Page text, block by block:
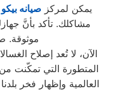
يمكن لمركز صيانه
مشاكلك. تأكد بأنَّ
موثوقة.
الآن، لا تُعد إصلاح
المتطورة التي تمكّنت
العالمية وإظهار فخر